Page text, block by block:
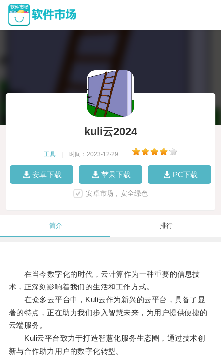
kuli云2024
工具 时间：2023-12-29
安卓下载 苹果下载 PC下载
安卓市场，安全绿色
简介 排行
在当今数字化的时代，云计算作为一种重要的信息技
术，正深刻影响着我们的生活和工作方式。
在众多云平台中，Kuli云作为新兴的云平台，具备了显
著的特点，正在助力我们步入智慧未来，为用户提供便捷的
云端服务。
Kuli云平台致力于打造智慧化服务生态圈，通过技术创
新与合作助力用户的数字化转型。